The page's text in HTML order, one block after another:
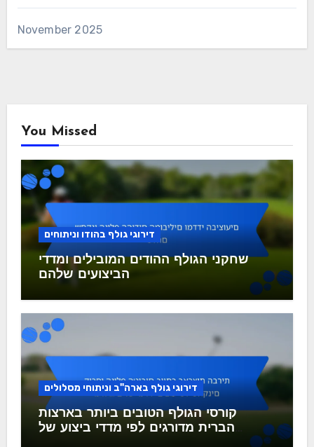
November 2025
You Missed
דירוגי גולף בהודו וניתוחים
שחקני הגולף ההודים המובילים ומדדי
הביצועים שלהם
דירוגי גולף בארה"ב וניתוחי מסלולים
קורסי הגולף הטובים ביותר בארצות
הברית מדורגים לפי מדדי ביצוע של